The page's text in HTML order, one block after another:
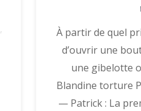
,
À partir de quel
d’ouvrir une
une gibelotte
Blandine torture
— Patrick : La